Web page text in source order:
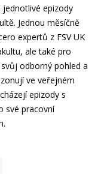
jednotlivé epizody
Jednou měsíčně
expertů z FSV UK
ale také pro
odborný pohled a
ve veřejném
epizody s
své pracovní